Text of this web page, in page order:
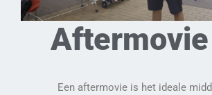
Aftermovie
Een aftermovie is het ideale